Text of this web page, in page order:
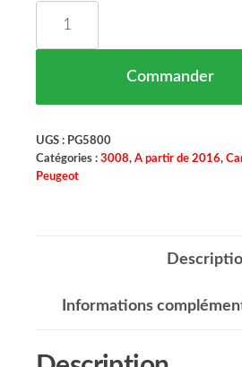
Commander
UGS : PG5800
Catégories : 3008, A partir de 2016,
Peugeot
Informations